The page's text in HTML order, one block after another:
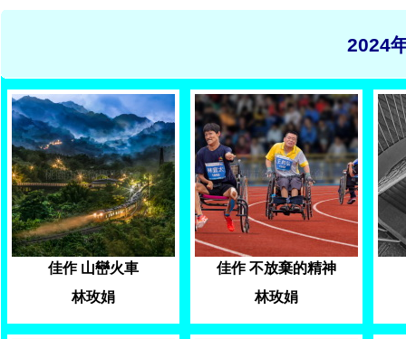
2024
佳作 山巒火車
林玫娟
佳作 不放棄的精神
林玫娟